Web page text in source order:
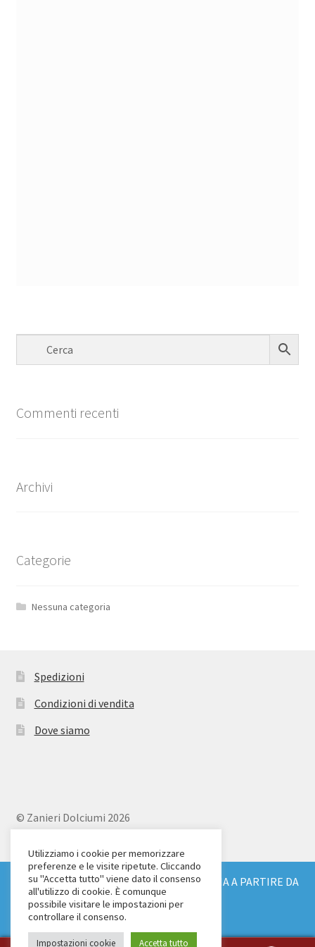
SPEDIZIONE GRATUITA IN TUTTA ITALIA A PARTIRE DA
€ 150
Ignora
Commenti recenti
Archivi
Categorie
Nessuna categoria
Spedizioni
Condizioni di vendita
Dove siamo
© Zanieri Dolciumi 2026
Via Alfieri 18
Scandicci (FI)
Tel. 055 2571707
C.F. e P.IVA: 04904430487
Utilizziamo i cookie per memorizzare
preferenze e le visite ripetute. Cliccando
su "Accetta tutto" viene dato il consenso
all'utilizzo di cookie. È comunque
possibile visitare le impostazioni per
controllare il consenso.
Impostazioni cookie Accetta tutto